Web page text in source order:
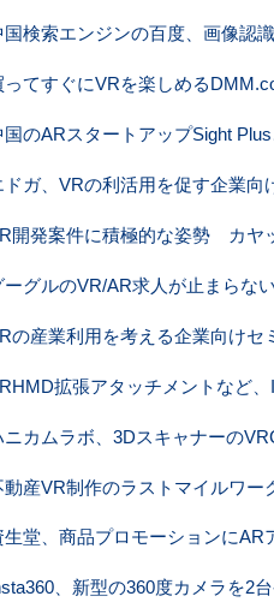
国検索エンジンの百度、画像認
ってすぐにVRを楽しめる
国のARスタートアップSight
ドガ、VRの利活用を促す企業
開発案件に積極的な姿勢 カヤ
ーグルのVR/AR求人が止まらな
の産業利用を考える企業向けセ
拡張アタッチメントなど
ニカムラボ、3Dスキャナーの
動産VR制作のラストマイルワー
生堂、商品プロモーションにAR
、新型の360度カメラを2